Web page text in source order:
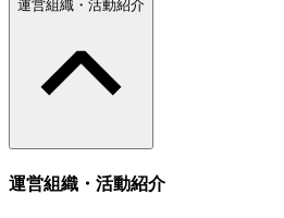
運営組織・活動紹介
運営組織・活動紹介